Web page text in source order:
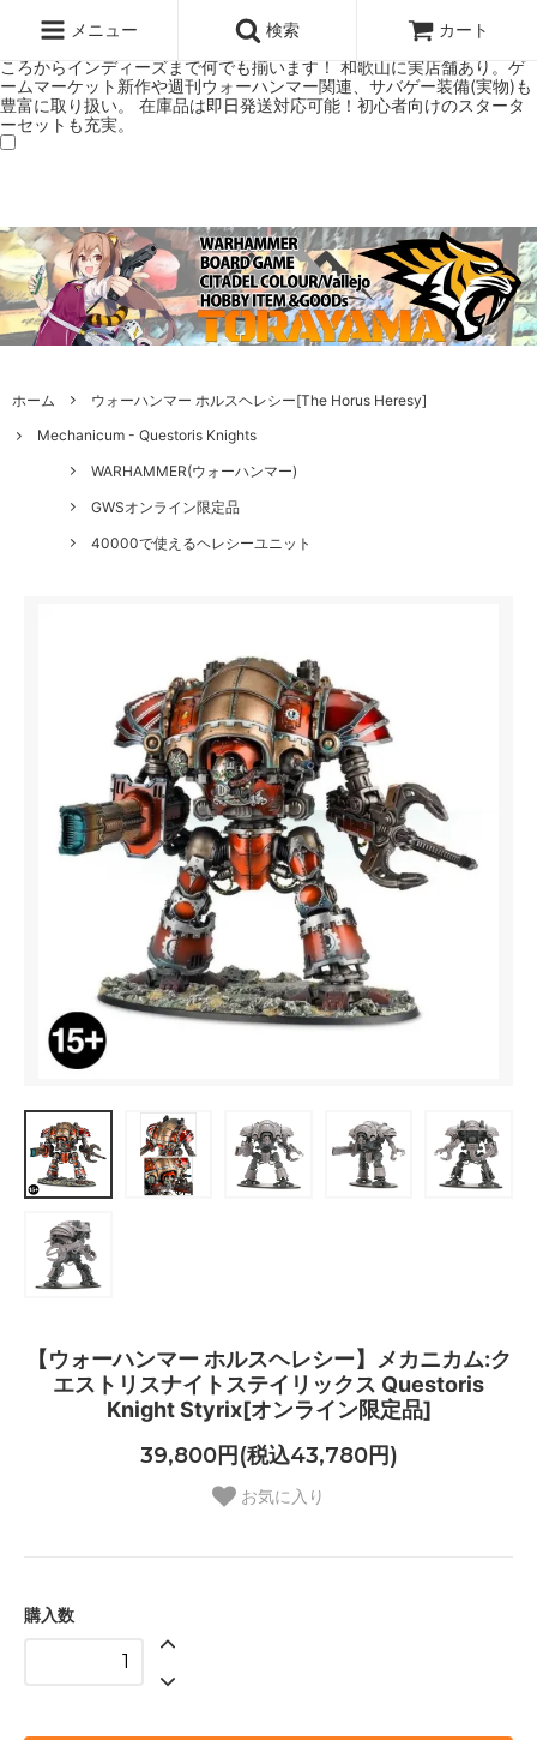
ミアムショップTORAYAMA。通販・オンラインショップです！ ウォー
ハンマーとボードゲームのことなら当店へ！ボードゲームもメジャーど
ころからインディーズまで何でも揃います！ 和歌山に実店舗あり。ゲ
ームマーケット新作や週刊ウォーハンマー関連、サバゲー装備(実物)も
豊富に取り扱い。 在庫品は即日発送対応可能！初心者向けのスタータ
ーセットも充実。
メニュー 検索 カート
ホーム
ウォーハンマー ホルスヘレシー[The Horus Heresy]
Mechanicum - Questoris Knights
WARHAMMER(ウォーハンマー)
GWSオンライン限定品
40000で使えるヘレシーユニット
【ウォーハンマー ホルスヘレシー】メカニカム:ク
エストリスナイトステイリックス Questoris
Knight Styrix[オンライン限定品]
39,800円(税込43,780円)
お気に入り
購入数